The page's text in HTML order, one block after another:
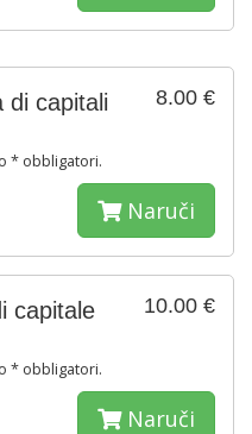
8.00 €
di capitali
* obbligatori.
Naruči
10.00 €
capitale
* obbligatori.
Naruči